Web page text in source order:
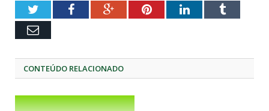
TwitterFacebookGoogle+PinterestLinkedInTumblr
Email
CONTEÚDO RELACIONADO